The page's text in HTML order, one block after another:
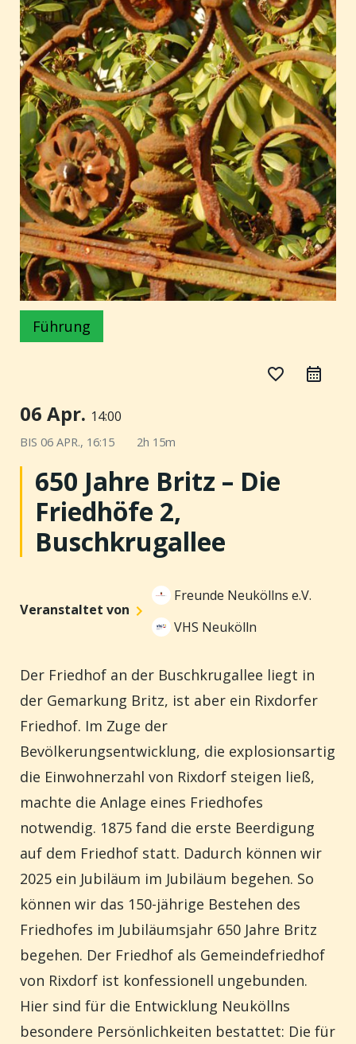
Führung
favorite_border
06 Apr. 14:00
BIS 06 APR., 16:15 2h 15m
650 Jahre Britz – Die
Friedhöfe 2,
Buschkrugallee
Veranstaltet von
Freunde Neuköllns e.V.
VHS Neukölln
Der Friedhof an der Buschkrugallee liegt in
der Gemarkung Britz, ist aber ein Rixdorfer
Friedhof. Im Zuge der
Bevölkerungsentwicklung, die explosionsartig
die Einwohnerzahl von Rixdorf steigen ließ,
machte die Anlage eines Friedhofes
notwendig. 1875 fand die erste Beerdigung
auf dem Friedhof statt. Dadurch können wir
2025 ein Jubiläum im Jubiläum begehen. So
können wir das 150-jährige Bestehen des
Friedhofes im Jubiläumsjahr 650 Jahre Britz
begehen. Der Friedhof als Gemeindefriedhof
von Rixdorf ist konfessionell ungebunden.
Hier sind für die Entwicklung Neuköllns
besondere Persönlichkeiten bestattet: Die für